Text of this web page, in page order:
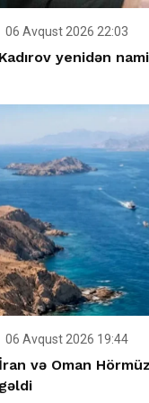
06 Avqust 2026 22:03
yenidən
06 Avqust 2026 19:44
və Oman Hörmüz